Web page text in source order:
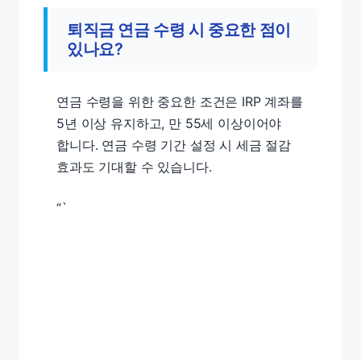
퇴직금 연금 수령 시 중요한 점이
있나요?
연금 수령을 위한 중요한 조건은 IRP 계좌를
5년 이상 유지하고, 만 55세 이상이어야
합니다. 연금 수령 기간 설정 시 세금 절감
효과도 기대할 수 있습니다.
“`